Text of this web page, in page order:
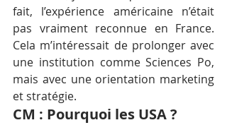
fait, l’expérience américaine n’était
pas vraiment reconnue en France.
Cela m’intéressait de prolonger avec
une institution comme Sciences Po,
mais avec une orientation marketing
et stratégie.
CM : Pourquoi les USA ?